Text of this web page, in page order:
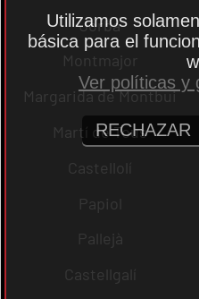
Jorba
Montmajor
Margarida de Montbui
Martí de Tous
Castellolí
Papiol
Pallejà
Castellgalí
Utilizamos
básica para el
Ver políticas y
RECHAZAR